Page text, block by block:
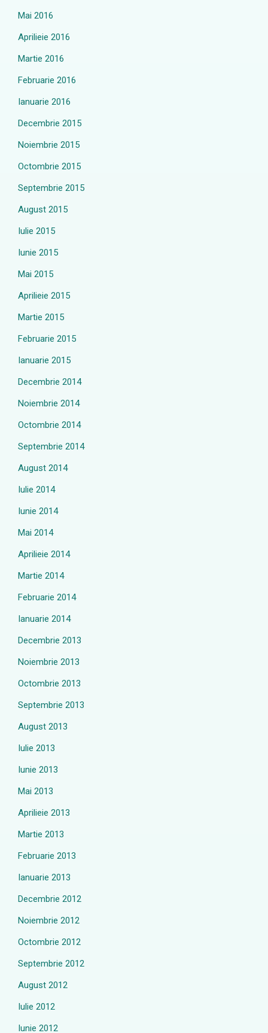
Mai 2016
Aprilieie 2016
Martie 2016
Februarie 2016
Ianuarie 2016
Decembrie 2015
Noiembrie 2015
Octombrie 2015
Septembrie 2015
August 2015
Iulie 2015
Iunie 2015
Mai 2015
Aprilieie 2015
Martie 2015
Februarie 2015
Ianuarie 2015
Decembrie 2014
Noiembrie 2014
Octombrie 2014
Septembrie 2014
August 2014
Iulie 2014
Iunie 2014
Mai 2014
Aprilieie 2014
Martie 2014
Februarie 2014
Ianuarie 2014
Decembrie 2013
Noiembrie 2013
Octombrie 2013
Septembrie 2013
August 2013
Iulie 2013
Iunie 2013
Mai 2013
Aprilieie 2013
Martie 2013
Februarie 2013
Ianuarie 2013
Decembrie 2012
Noiembrie 2012
Octombrie 2012
Septembrie 2012
August 2012
Iulie 2012
Iunie 2012